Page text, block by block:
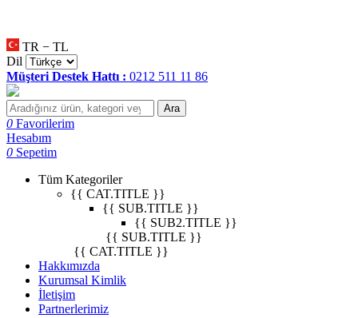
TR − TL
Dil
Müşteri Destek Hattı : 0212 511 11 86
Ara
0 Favorilerim
Hesabım
0 Sepetim
Tüm Kategoriler
{{ CAT.TITLE }}
{{ SUB.TITLE }}
{{ SUB2.TITLE }}
{{ SUB.TITLE }}
{{ CAT.TITLE }}
Hakkımızda
Kurumsal Kimlik
İletişim
Partnerlerimiz